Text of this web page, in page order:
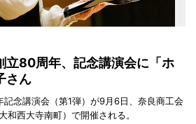
立80周年、記念講演会に「ホ
さん
念講演会（第1弾）が9月6日、奈良商工会
和西大寺南町）で開催される。